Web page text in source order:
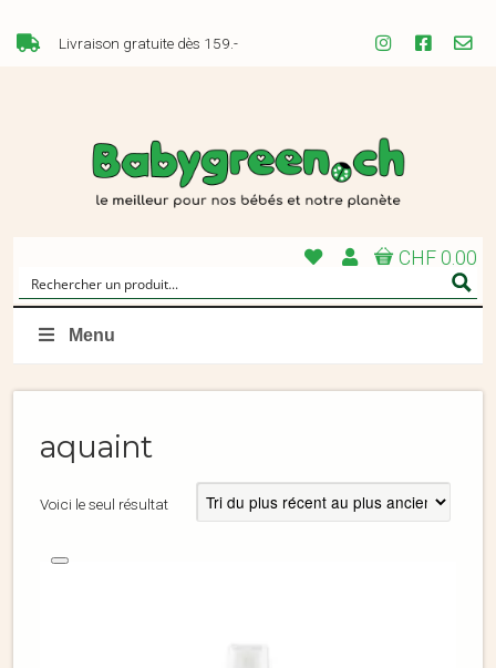
Livraison gratuite dès 159.-
CHF 0.00
Menu
aquaint
Voici le seul résultat